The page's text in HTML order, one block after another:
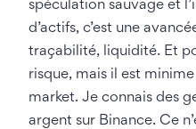
spéculation sauvage et
d’actifs, c’est une
traçabilité, liquidité. Et
risque, mais il est
market. Je connais des
argent sur Binance. Ce